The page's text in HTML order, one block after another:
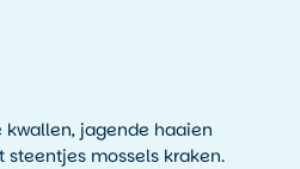
jagende haaien
mossels kraken.